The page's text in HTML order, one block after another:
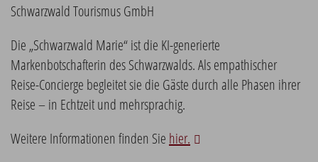
Schwarzwald Tourismus GmbH
Die „Schwarzwald Marie“ ist die KI-generierte
Markenbotschafterin des Schwarzwalds. Als empathischer
Reise-Concierge begleitet sie die Gäste durch alle Phasen ihrer
Reise – in Echtzeit und mehrsprachig.
Weitere Informationen finden Sie hier.